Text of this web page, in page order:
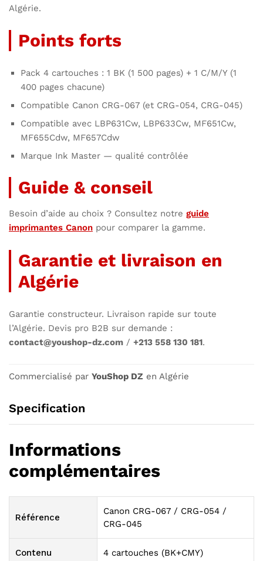
Algérie.
Points forts
Pack 4 cartouches : 1 BK (1 500 pages) + 1 C/M/Y (1
400 pages chacune)
Compatible Canon CRG-067 (et CRG-054, CRG-045)
Compatible avec LBP631Cw, LBP633Cw, MF651Cw,
MF655Cdw, MF657Cdw
Marque Ink Master — qualité contrôlée
Guide & conseil
Besoin d’aide au choix ? Consultez notre guide
imprimantes Canon pour comparer la gamme.
Garantie et livraison en
Algérie
Garantie constructeur. Livraison rapide sur toute
l’Algérie. Devis pro B2B sur demande :
contact@youshop-dz.com / +213 558 130 181.
Commercialisé par YouShop DZ en Algérie
Specification
Informations
complémentaires
Référence
Canon CRG-067 / CRG-054 /
CRG-045
Contenu 4 cartouches (BK+CMY)